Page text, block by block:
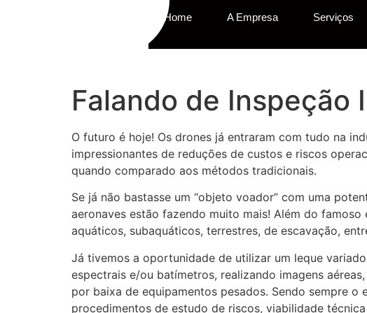
Home A Empresa Serviços
Falando de Inspeção
O futuro é hoje! Os drones já entraram com tudo na
impressionantes de reduções de custos e riscos
quando comparado aos métodos tradicionais.
Se já não bastasse um “objeto voador” com uma
aeronaves estão fazendo muito mais! Além do
aquáticos, subaquáticos, terrestres, de escavação,
Já tivemos a oportunidade de utilizar um leque
espectrais e/ou batímetros, realizando imagens
por baixa de equipamentos pesados. Sendo sempre
procedimentos de estudo de riscos, viabilidade